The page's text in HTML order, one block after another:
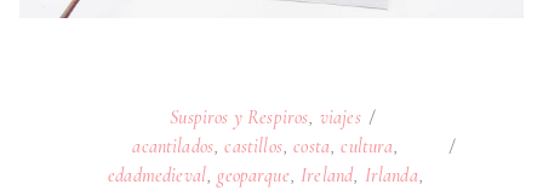
Suspiros y Respiros viajes
acantilados ,castillos,costa ,cultura
edadmedieval geoparque Ireland Irlanda